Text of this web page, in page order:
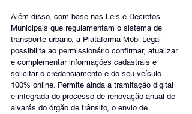
Além disso, com base nas Leis e Decretos
Municipais que regulamentam o sistema de
transporte urbano, a Plataforma Mobi Legal
possibilita ao permissionário confirmar, atualizar
e complementar informações cadastrais e
solicitar o credenciamento e do seu veículo
100% online. Permite ainda a tramitação digital
e integrada do processo de renovação anual de
alvarás do órgão de trânsito, o envio de